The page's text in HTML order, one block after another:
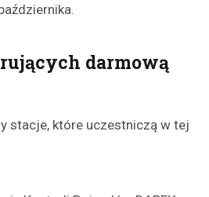
darmową
stacje, które uczestniczą w tej